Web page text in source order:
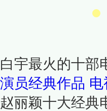
白宇最火的十部
演员经典作品 电
赵丽颖十大经典